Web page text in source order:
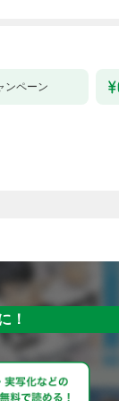
ンペーン
！